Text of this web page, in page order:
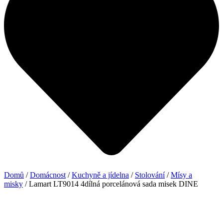
Domů /Domácnost /Kuchyně a jídelna / Stolování/Mísy a
misky / Lamart LT9014 4dílná porcelánová sada misek DINE